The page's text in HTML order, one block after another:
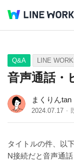
Q&A Tips
Q&A LINE
音声通話・
まくりんtan
2024.07.17
タイトルの件、以
N接続だと音声通